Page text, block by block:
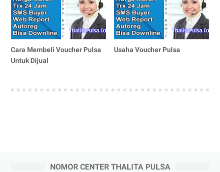
Cara Membeli Voucher Pulsa
Untuk Dijual
Usaha Voucher Pulsa
NOMOR CENTER THALITA PULSA